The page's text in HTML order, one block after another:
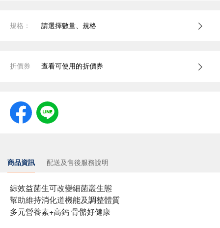
規格： 請選擇數量、規格
折價券 查看可使用的折價券
商品資訊 配送及售後服務說明
綜效益菌生可改變細菌叢生態
幫助維持消化道機能及調整體質
多元營養素+高鈣 骨骼好健康